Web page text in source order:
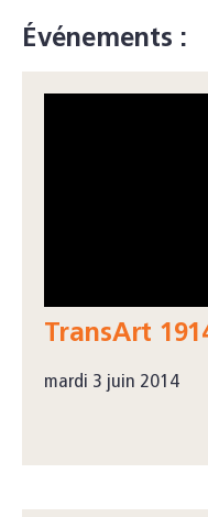
Événements :
TransArt
mardi 3 juin 2014